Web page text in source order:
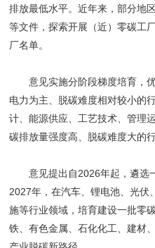
排放最低水平。近年来，部分地
等文件，探索开展（近）零碳工
厂名单。
意见实施分阶段梯度培育，优
电力为主、脱碳难度相对较小的
计、能源供应、工艺技术、管理
碳排放量强度高、脱碳难度大的
意见提出自2026年起，遴选
2027年，在汽车、锂电池、光伏
施等行业领域，培育建设一批零
铁、有色金属、石化化工、建材